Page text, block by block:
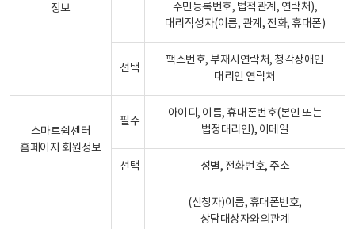
정보
주민등록번호, 법적관계, 연락처),
대리작성자(이름, 관계, 전화, 휴대폰)
선택
팩스번호, 부재시연락처, 청각장애인
대리인 연락처
스마트쉼센터
홈페이지 회원정보
필수
아이디, 이름, 휴대폰번호(본인 또는
법정대리인), 이메일
선택 성별, 전화번호, 주소
(신청자)이름, 휴대폰번호,
상담대상자와의관계